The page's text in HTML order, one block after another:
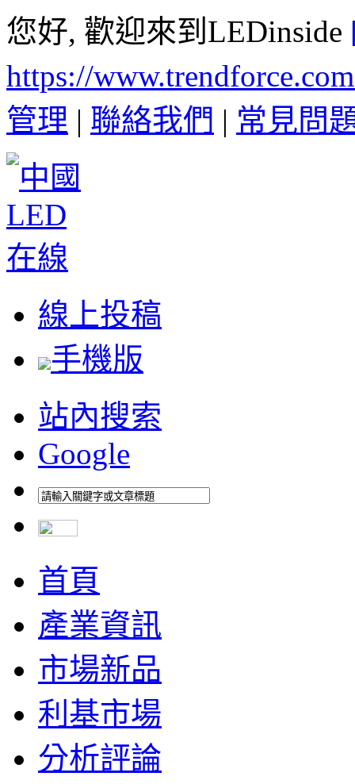
您好, 歡迎來到LEDinside
https://
管理 | 聯絡我們 | 常見問
線上投稿
手機版
站內搜索
Google
首頁
產業資訊
市場新品
利基市場
分析評論